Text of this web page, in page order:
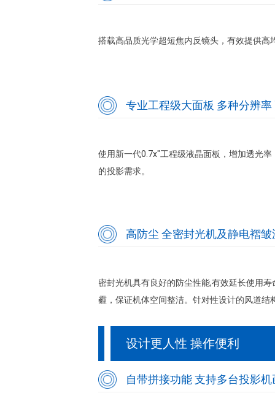
搭载高品质光学超短焦内反镜头，有效提供高
专业工程级大面板 多种分辨
使用新一代0.7x"工程级液晶面板，增加透光率
的投影需求。
高防尘 全密封光机及静电褶皱
密封光机具有良好的防尘性能,有效延长使用
霾，保证机体空间整洁。针对性设计的风道
设计更人性 操作便利
自带拼接功能 支持多台投影